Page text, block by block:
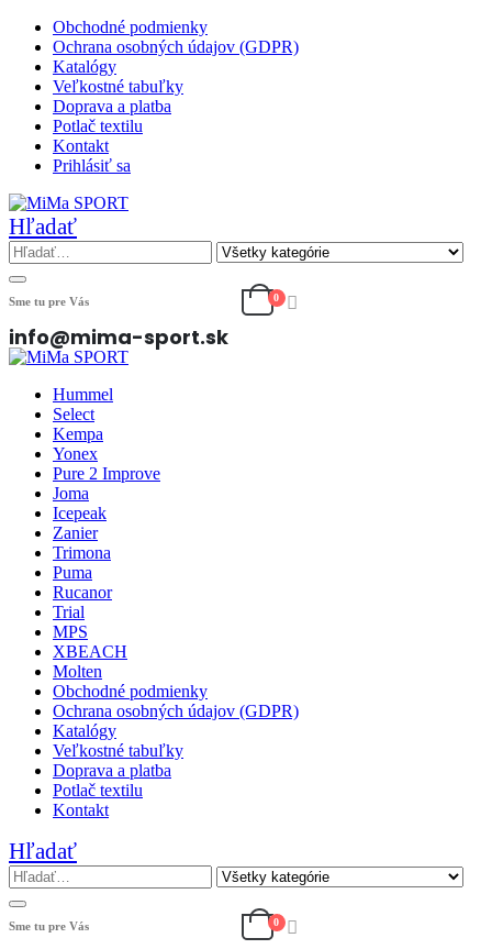
Obchodné podmienky
Ochrana osobných údajov (GDPR)
Katalógy
Veľkostné tabuľky
Doprava a platba
Potlač textilu
Kontakt
Prihlásiť sa
Hľadať
Sme tu pre Vás
info@mima-sport.sk
0
Hummel
Select
Kempa
Yonex
Pure 2 Improve
Joma
Icepeak
Zanier
Trimona
Puma
Rucanor
Trial
MPS
XBEACH
Molten
Obchodné podmienky
Ochrana osobných údajov (GDPR)
Katalógy
Veľkostné tabuľky
Doprava a platba
Potlač textilu
Kontakt
Hľadať
Sme tu pre Vás 0